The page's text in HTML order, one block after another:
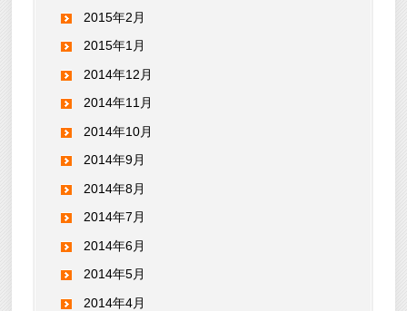
2015年2月
2015年1月
2014年12月
2014年11月
2014年10月
2014年9月
2014年8月
2014年7月
2014年6月
2014年5月
2014年4月